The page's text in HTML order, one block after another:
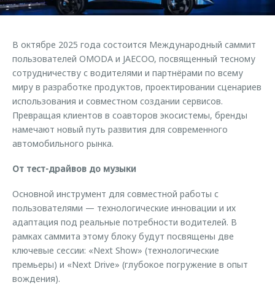
Страхование
Аксессуары
Одежда и сувениры
Оригинальные аксессуары
Запчасти
Трейд-ин
Клиентская поддержка
Клуб владельцев OMODA
Приложение O&J
Аксессуары
Одежда и сувениры
Оригинальные аксессуары
Обратная связь
В октябре 2025 года состоится Международный саммит
пользователей OMODA и JAECOO, посвященный тесному
сотрудничеству с водителями и партнёрами по всему
миру в разработке продуктов, проектировании сценариев
использования и совместном создании сервисов.
Превращая клиентов в соавторов экосистемы, бренды
намечают новый путь развития для современного
автомобильного рынка.
От тест-драйвов до музыки
Основной инструмент для совместной работы с
пользователями — технологические инновации и их
адаптация под реальные потребности водителей. В
рамках саммита этому блоку будут посвящены две
ключевые сессии: «Next Show» (технологические
премьеры) и «Next Drive» (глубокое погружение в опыт
вождения).